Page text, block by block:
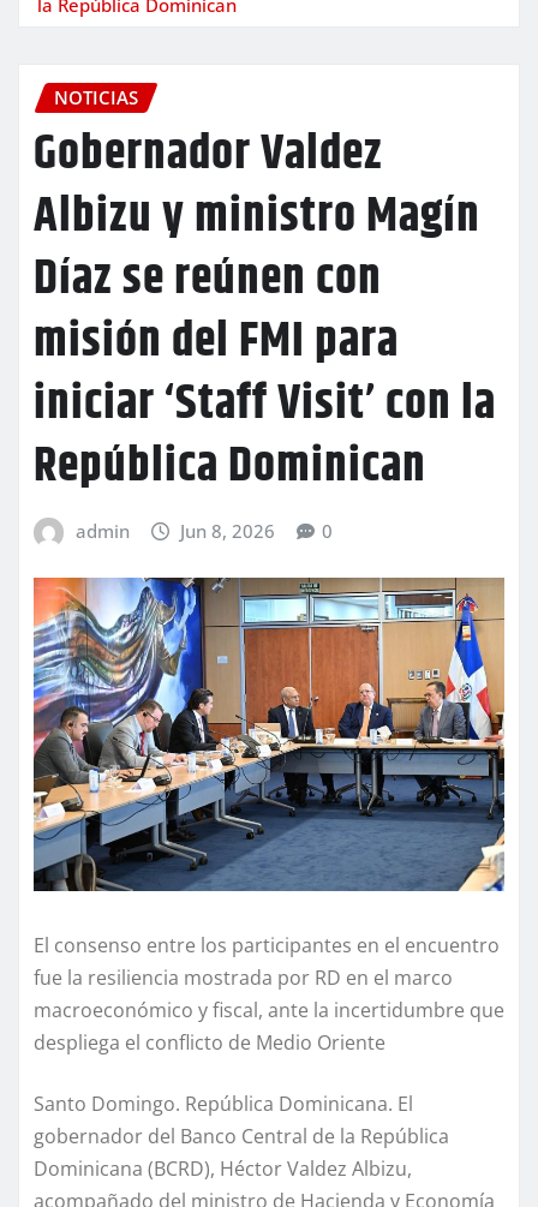
NOTICIAS
Gobernador Valdez
Albizu y ministro Magín
Díaz se reúnen con
misión del FMI para
iniciar ‘Staff Visit’ con la
República Dominican
admin Jun 8, 2026 0
El consenso entre los participantes en el encuentro
fue la resiliencia mostrada por RD en el marco
macroeconómico y fiscal, ante la incertidumbre que
despliega el conflicto de Medio Oriente
Santo Domingo. República Dominicana. El
gobernador del Banco Central de la República
Dominicana (BCRD), Héctor Valdez Albizu,
acompañado del ministro de Hacienda y Economía